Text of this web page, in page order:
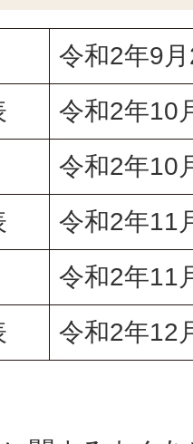
令和2年9
令和2年10
令和2年10
令和2年11
令和2年11
令和2年12